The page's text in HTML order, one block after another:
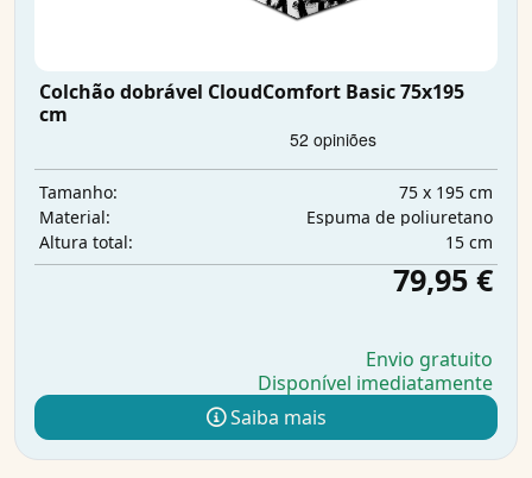
Colchão dobrável CloudComfort Basic 75x195
cm
Tamanho:
75 x 195 cm
Material:
Espuma de poliuretano
Altura total:
15 cm
79,95 €
Envio gratuito
Disponível imediatamente
Saiba mais